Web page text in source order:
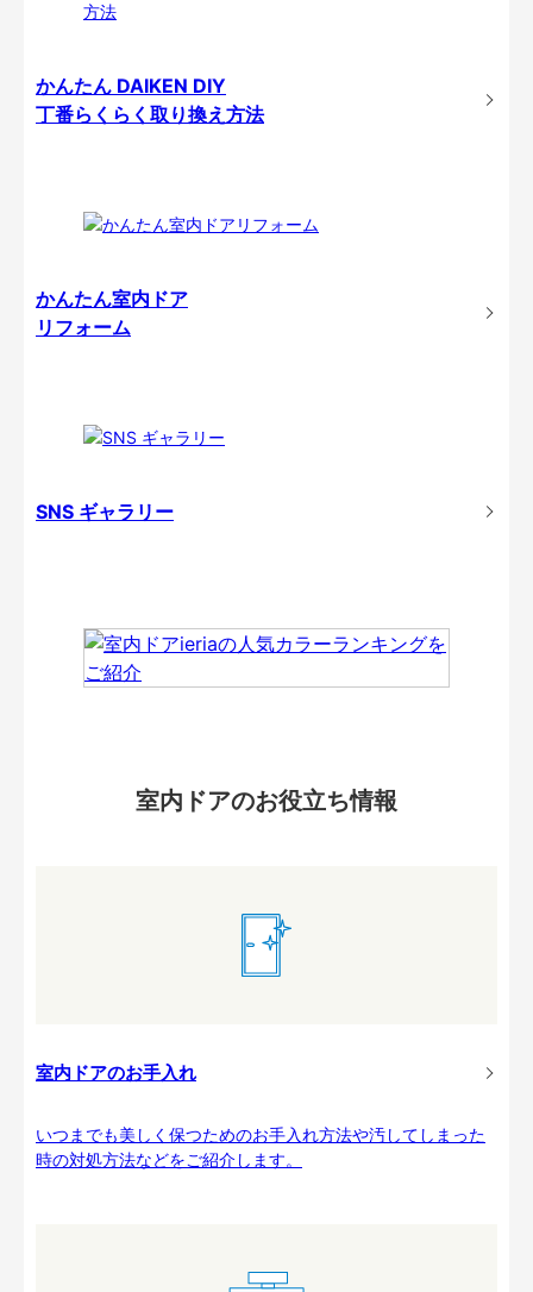
かんたん DAIKEN DIY
丁番らくらく取り換え方法
かんたん室内ドア
リフォーム
SNS ギャラリー
室内ドアのお役立ち情報
室内ドアのお手入れ
いつまでも美しく保つためのお手入れ方法や汚してしまった
時の対処方法などをご紹介します。